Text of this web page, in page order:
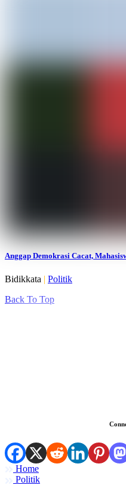
Anggap Demokrasi Cacat,
Bidikkata | Politik
Back To Top
Home
Politik